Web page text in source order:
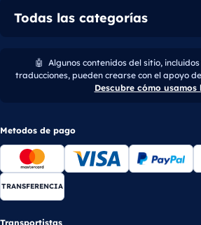
Todas las categorías
🤖 Algunos contenidos del sitio,
traducciones, pueden crearse con el apoyo
Descubre cómo usamos
Metodos de pago
TRANSFERENCIA
Transportistas